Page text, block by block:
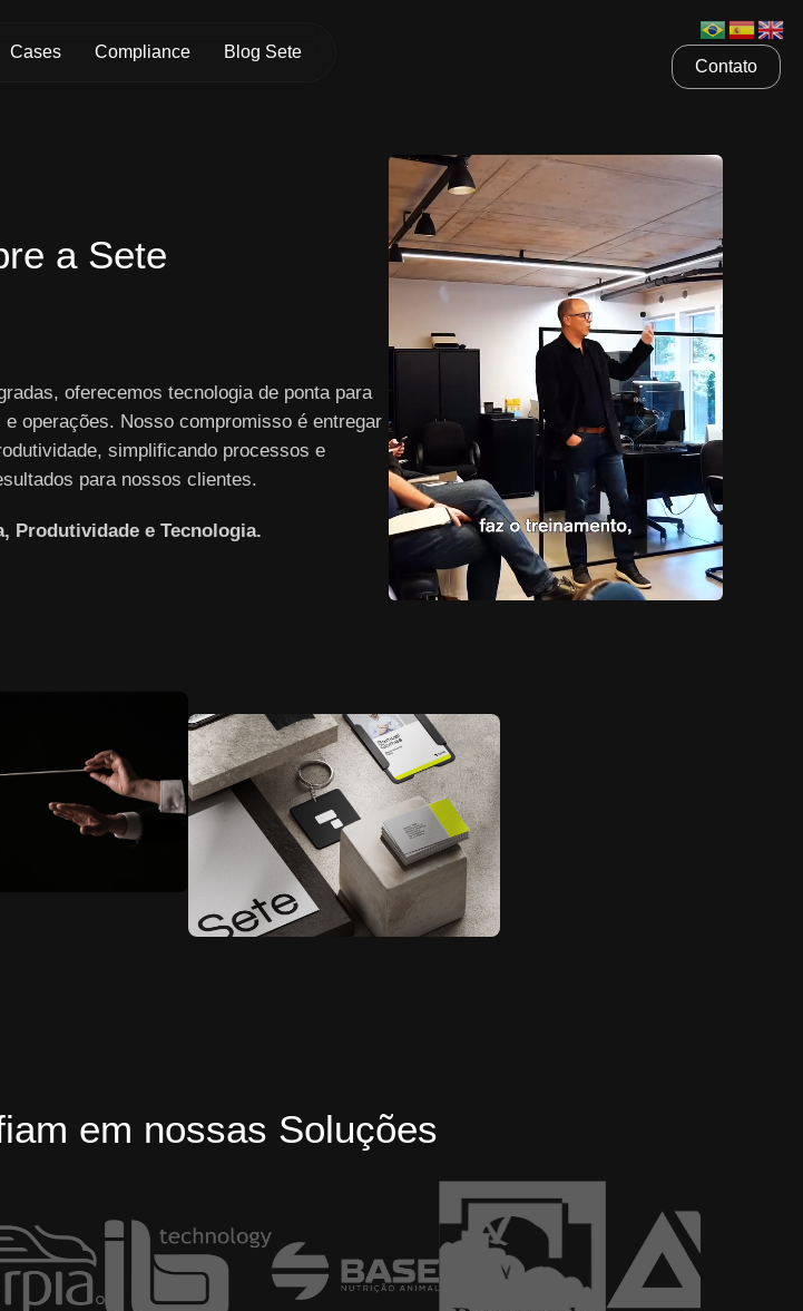
Cases Compliance Blog Sete
Contato
a Sete
oferecemos tecnologia de ponta para
operações. Nosso compromisso é entregar
simplificando processos e
para nossos clientes.
Produtividade e Tecnologia.
em nossas Soluções